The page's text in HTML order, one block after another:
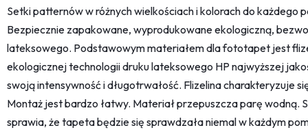
Setki patternów w różnych wielkościach i kolorach do każdego
Bezpiecznie zapakowane, wyprodukowane ekologiczną,
lateksowego. Podstawowym materiałem dla fototapet jest
ekologicznej technologii druku lateksowego HP najwyższej
swoją intensywność i długotrwałość. Flizelina charakteryzuje
Montaż jest bardzo łatwy. Materiał przepuszcza parę wodną.
sprawia, że tapeta będzie się sprawdzała niemal w każdym